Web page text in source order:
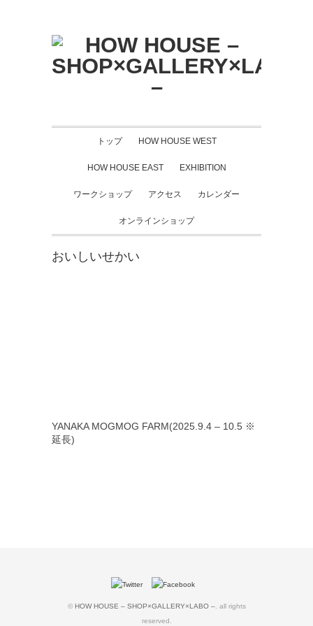
トップ HOW HOUSE WEST
HOW HOUSE EAST EXHIBITION
ワークショップ アクセス カレンダー
オンラインショップ
おいしいせかい
YANAKA MOGMOG FARM(2025.9.4 – 10.5 ※
延長)
© HOW HOUSE – SHOP×GALLERY×LABO –. all rights
reserved.